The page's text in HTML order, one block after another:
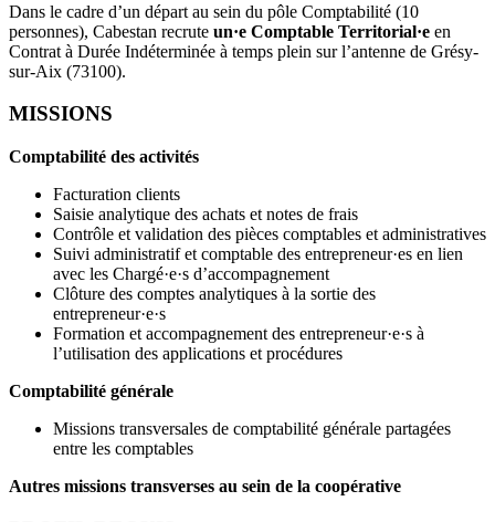
Dans le cadre d’un départ au sein du pôle Comptabilité (10
personnes), Cabestan recrute un·e Comptable Territorial·e en
Contrat à Durée Indéterminée à temps plein sur l’antenne de Grésy-
sur-Aix (73100).
MISSIONS
Comptabilité des activités
Facturation clients
Saisie analytique des achats et notes de frais
Contrôle et validation des pièces comptables et administratives
Suivi administratif et comptable des entrepreneur·es en lien
avec les Chargé·e·s d’accompagnement
Clôture des comptes analytiques à la sortie des
entrepreneur·e·s
Formation et accompagnement des entrepreneur·e·s à
l’utilisation des applications et procédures
Comptabilité générale
Missions transversales de comptabilité générale partagées
entre les comptables
Autres missions transverses au sein de la coopérative